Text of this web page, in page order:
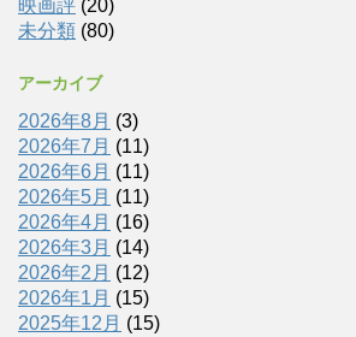
映画評 (20)
未分類 (80)
アーカイブ
2026年8月 (3)
2026年7月 (11)
2026年6月 (11)
2026年5月 (11)
2026年4月 (16)
2026年3月 (14)
2026年2月 (12)
2026年1月 (15)
2025年12月 (15)